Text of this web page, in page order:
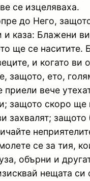
се изцеляваха.
до Него,
каза: Блажени
ще се
и когато
защото, ето,
приели вече
защото скоро
захвалят;
се за тия,
обърни и
нещата си